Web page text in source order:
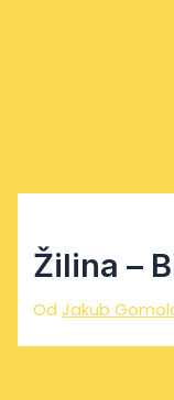
Žilina –
Od Jakub